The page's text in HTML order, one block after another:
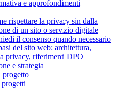
e approfondimenti
rispettare la privacy sin dalla
di un sito o servizio digitale
il consenso quando necessario
del sito web: architettura,
privacy, riferimenti DPO
e strategia
progetto